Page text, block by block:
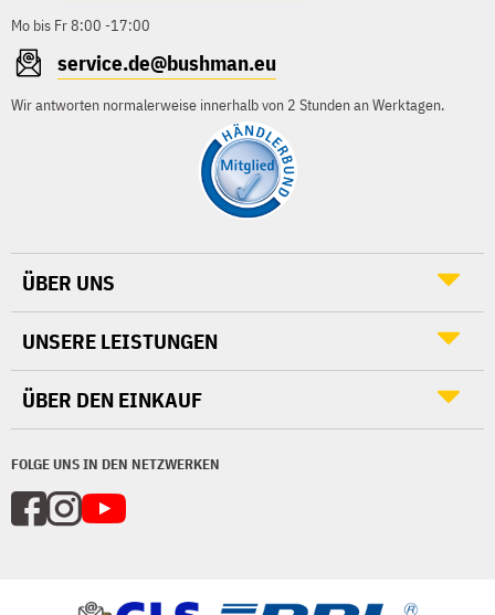
Mo bis Fr 8:00 -17:00
service.de@bushman.eu
Wir antworten normalerweise innerhalb von 2 Stunden an Werktagen.
FOLGE UNS IN DEN NETZWERKEN
ÜBER UNS
UNSERE LEISTUNGEN
ÜBER DEN EINKAUF